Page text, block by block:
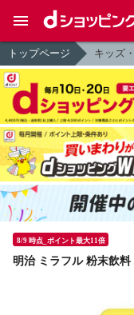
トップページ キッズ
8/9 時点_ポイント最大11倍
明治 ミラフル 粉末飲料